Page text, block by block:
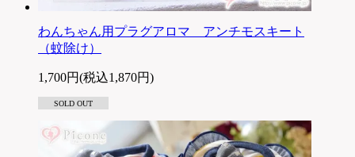
わんちゃん用プラグアロマ アンチモスキート
（蚊除け）
1,700円(税込1,870円)
SOLD OUT